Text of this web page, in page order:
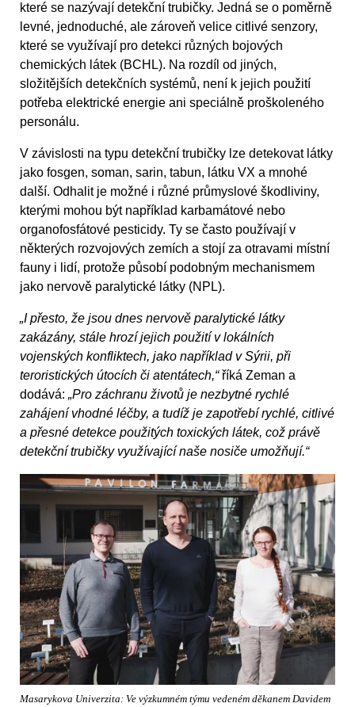
které se nazývají detekční trubičky. Jedná se o poměrně
levné, jednoduché, ale zároveň velice citlivé senzory,
které se využívají pro detekci různých bojových
chemických látek (BCHL). Na rozdíl od jiných,
složitějších detekčních systémů, není k jejich použití
potřeba elektrické energie ani speciálně proškoleného
personálu.
V závislosti na typu detekční trubičky lze detekovat látky
jako fosgen, soman, sarin, tabun, látku VX a mnohé
další. Odhalit je možné i různé průmyslové škodliviny,
kterými mohou být například karbamátové nebo
organofosfátové pesticidy. Ty se často používají v
některých rozvojových zemích a stojí za otravami místní
fauny i lidí, protože působí podobným mechanismem
jako nervově paralytické látky (NPL).
„I přesto, že jsou dnes nervově paralytické látky
zakázány, stále hrozí jejich použití v lokálních
vojenských konfliktech, jako například v Sýrii, při
teroristických útocích či atentátech,“říká Zeman a
dodává: „Pro záchranu životů je nezbytné rychlé
zahájení vhodné léčby, a tudíž je zapotřebí rychlé, citlivé
a přesné detekce použitých toxických látek, což právě
detekční trubičky využívající naše nosiče umožňují.“
Masarykova Univerzita: Ve výzkumném týmu vedeném děkanem Davidem